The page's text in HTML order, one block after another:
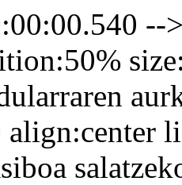
--